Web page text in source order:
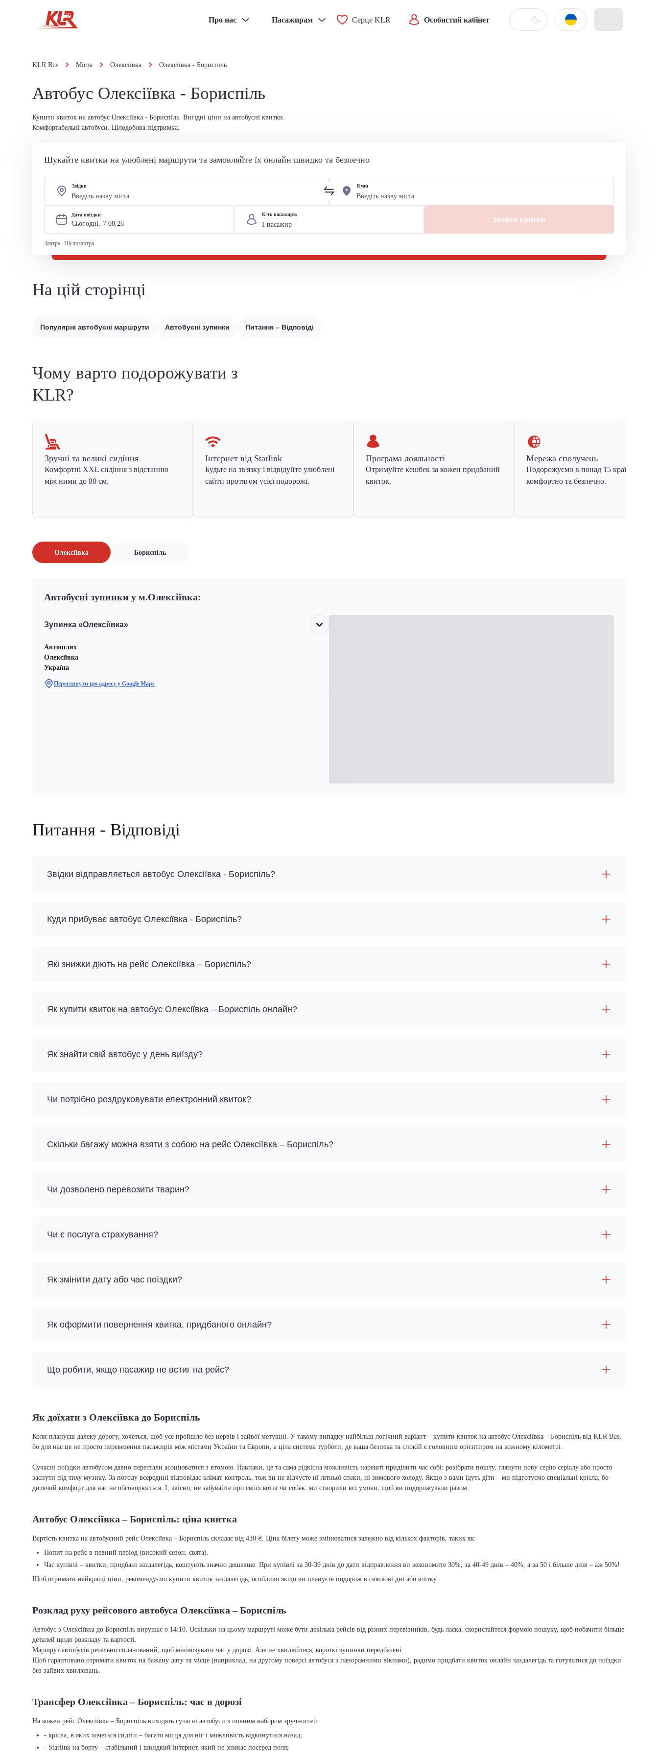
Про нас Пасажирам Серце KLR Особистий кабінет
KLR Bus Міста Олексіївка Олексіївка - Бориспіль
Автобус Олексіївка - Бориспіль
Купити квиток на автобус Олексіївка - Бориспіль. Вигідні ціни на автобусні квитки.
Комфортабельні автобуси. Цілодобова підтримка.
Шукайте квитки на улюблені маршрути та замовляйте їх онлайн швидко та безпечно
Звідки Куди
Дата поїздки
Сьогодні, 7.08.26
Завтра Післязавтра
К-ть пасажирів
Знайти квитки
На цій сторінці
Популярні автобусні маршрути Автобусні зупинки Питання – Відповіді
Чому варто подорожувати з
KLR?
Зручні та великі сидіння
Комфортні XXL сидіння з відстанню
між ними до 80 см.
Інтернет від Starlink
Будьте на зв'язку і відвідуйте улюблені
сайти протягом усієї подорожі.
Програма лояльності
Отримуйте кешбек за кожен придбаний
квиток.
Мережа сполучень
Подорожуємо в понад 15 країн Європи
комфортно та безпечно.
Олексіївка Бориспіль
Автобусні зупинки у м.Олексіївка:
Зупинка «Олексіївка»
Автошлях
Олексіївка
Україна
Переглянути цю адресу у Google Maps
Питання - Відповіді
Звідки відправляється автобус Олексіївка - Бориспіль?
Куди прибуває автобус Олексіївка - Бориспіль?
Які знижки діють на рейс Олексіївка – Бориспіль?
Як купити квиток на автобус Олексіївка – Бориспіль онлайн?
Як знайти свій автобус у день виїзду?
Чи потрібно роздруковувати електронний квиток?
Скільки багажу можна взяти з собою на рейс Олексіївка – Бориспіль?
Чи дозволено перевозити тварин?
Чи є послуга страхування?
Як змінити дату або час поїздки?
Як оформити повернення квитка, придбаного онлайн?
Що робити, якщо пасажир не встиг на рейс?
Як доїхати з Олексіївка до Бориспіль
Коли плануєш далеку дорогу, хочеться, щоб усе пройшло без нервів і зайвої метушні. У такому випадку найбільш логічний варіант – купити квиток на автобус Олексіївка – Бориспіль від KLR Bus,
бо для нас це не просто перевезення пасажирів між містами України та Європи, а ціла система турботи, де ваша безпека та спокій є головним орієнтиром на кожному кілометрі.
Сучасні поїздки автобусом давно перестали асоціюватися з втомою. Навпаки, це та сама рідкісна можливість нарешті приділити час собі: розібрати пошту, глянути нову серію серіалу або просто
заснути під тиху музику. За погоду всередині відповідає клімат-контроль, тож ви не відчуєте ні літньої спеки, ні зимового холоду. Якщо з вами їдуть діти – ми підготуємо спеціальні крісла, бо
дитячий комфорт для нас не обговорюється. І, звісно, не забувайте про своїх котів чи собак: ми створили всі умови, щоб ви подорожували разом.
Автобус Олексіївка – Бориспіль: ціна квитка
Вартість квитка на автобусний рейс Олексіївка – Бориспіль складає від 430 ₴. Ціна білету може змінюватися залежно від кількох факторів, таких як:
Попит на рейс в певний період (високий сезон, свята).
Час купівлі – квитки, придбані заздалегідь, коштують значно дешевше. При купівлі за 30-39 днів до дати відправлення ви зекономите 30%, за 40-49 днів – 40%, а за 50 і більше днів – аж 50%!
Щоб отримати найкращі ціни, рекомендуємо купити квиток заздалегідь, особливо якщо ви плануєте подорож в святкові дні або влітку.
Розклад руху рейсового автобуса Олексіївка – Бориспіль
Автобус з Олексіївка до Бориспіль вирушає о 14:10. Оскільки на цьому маршруті може бути декілька рейсів від різних перевізників, будь ласка, скористайтеся формою пошуку, щоб побачити більше
деталей щодо розкладу та вартості.
Маршрут автобусів ретельно спланований, щоб мінімізувати час у дорозі. Але не хвилюйтеся, короткі зупинки передбачені.
Щоб гарантовано отримати квиток на бажану дату та місце (наприклад, на другому поверсі автобуса з панорамними вікнами), радимо придбати квиток онлайн заздалегідь та готуватися до поїздки
без зайвих хвилювань.
Трансфер Олексіївка – Бориспіль: час в дорозі
На кожен рейс Олексіївка – Бориспіль виходять сучасні автобуси з повним набором зручностей:
- крісла, в яких хочеться сидіти – багато місця для ніг і можливість відкинутися назад;
- Starlink на борту – стабільний і швидкий інтернет, який не зникає посеред поля;